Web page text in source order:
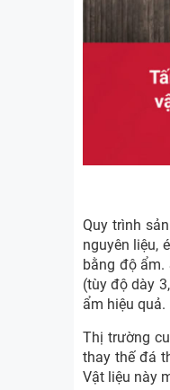
Quy trình
nguyên liệu,
bằng độ
(tùy độ dày
ẩm hiệu quả.
Thị trường
thay thế đá
Vật liệu này